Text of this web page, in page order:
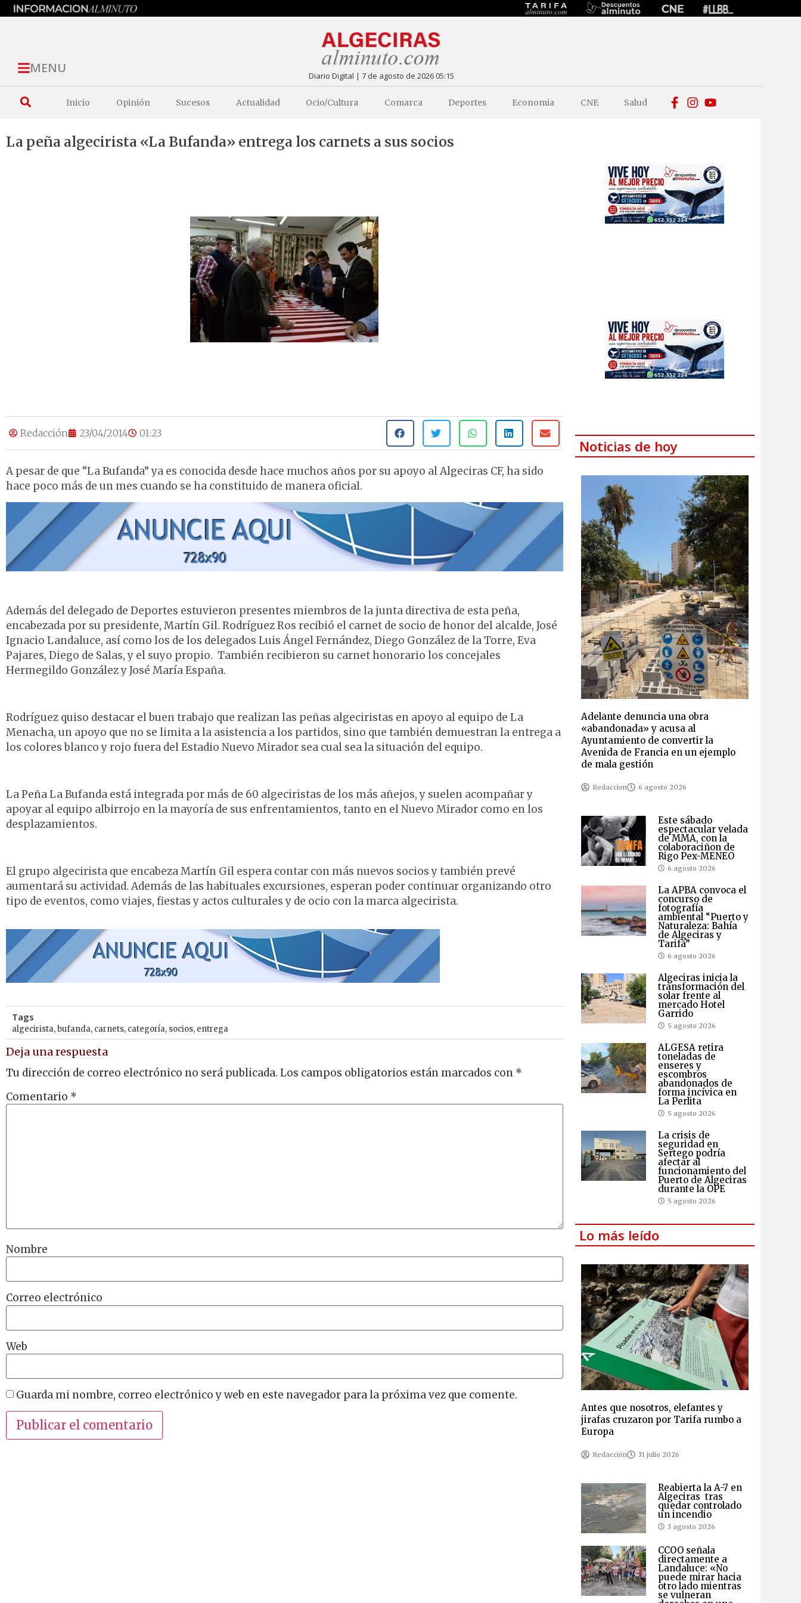
MENU Diario Digital | 7 de agosto de 2026 05:15
Inicio Opinión Sucesos Actualidad Ocio/Cultura Comarca Deportes Economia CNE Salud
La peña algecirista «La Bufanda» entrega los carnets a sus socios
Redacción 23/04/2014 01:23
A pesar de que “La Bufanda” ya es conocida desde hace muchos años por su apoyo al Algeciras CF, ha sido
hace poco más de un mes cuando se ha constituido de manera oficial.
Además del delegado de Deportes estuvieron presentes miembros de la junta directiva de esta peña,
encabezada por su presidente, Martín Gil. Rodríguez Ros recibió el carnet de socio de honor del alcalde, José
Ignacio Landaluce, así como los de los delegados Luis Ángel Fernández, Diego González de la Torre, Eva
Pajares, Diego de Salas, y el suyo propio. También recibieron su carnet honorario los concejales
Hermegildo González y José María España.
Rodríguez quiso destacar el buen trabajo que realizan las peñas algeciristas en apoyo al equipo de La
Menacha, un apoyo que no se limita a la asistencia a los partidos, sino que también demuestran la entrega a
los colores blanco y rojo fuera del Estadio Nuevo Mirador sea cual sea la situación del equipo.
La Peña La Bufanda está integrada por más de 60 algeciristas de los más añejos, y suelen acompañar y
apoyar al equipo albirrojo en la mayoría de sus enfrentamientos, tanto en el Nuevo Mirador como en los
desplazamientos.
El grupo algecirista que encabeza Martín Gil espera contar con más nuevos socios y también prevé
aumentará su actividad. Además de las habituales excursiones, esperan poder continuar organizando otro
tipo de eventos, como viajes, fiestas y actos culturales y de ocio con la marca algecirista.
Tags
algecirista,bufanda, carnets, categoría, socios, entrega
Deja una respuesta
Tu dirección de correo electrónico no será publicada. Los campos obligatorios están marcados con *
Comentario *
Nombre
Correo electrónico
Web
Guarda mi nombre, correo electrónico y web en este navegador para la próxima vez que comente.
Noticias de hoy
Adelante denuncia una obra
«abandonada» y acusa al
Ayuntamiento de convertir la
Avenida de Francia en un ejemplo
de mala gestión
Redaccion 6 agosto 2026
Este sábado
espectacular velada
de MMA, con la
colaboraciñon de
Rigo Pex-MENEO
6 agosto 2026
La APBA convoca el
concurso de
fotografía
ambiental “Puerto y
Naturaleza: Bahía
de Algeciras y
Tarifa”
6 agosto 2026
Algeciras inicia la
transformación del
solar frente al
mercado Hotel
Garrido
5 agosto 2026
ALGESA retira
toneladas de
enseres y
escombros
abandonados de
forma incívica en
La Perlita
5 agosto 2026
La crisis de
seguridad en
Sertego podría
afectar al
funcionamiento del
Puerto de Algeciras
durante la OPE
5 agosto 2026
Lo más leído
Antes que nosotros, elefantes y
jirafas cruzaron por Tarifa rumbo a
Europa
Redacción 31 julio 2026
Reabierta la A-7 en
Algeciras tras
quedar controlado
un incendio
3 agosto 2026
CCOO señala
directamente a
Landaluce: «No
puede mirar hacia
otro lado mientras
se vulneran